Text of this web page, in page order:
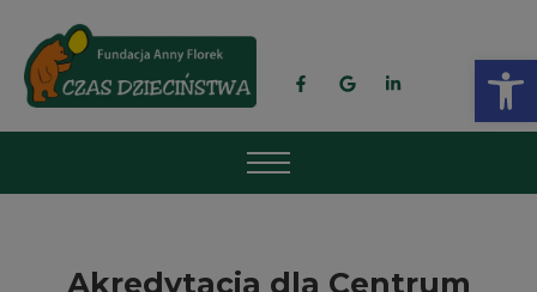
Akredytacja dla Centrum